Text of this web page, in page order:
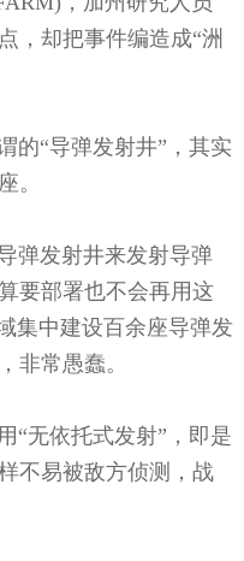
，却把事件编造成“洲
“导弹发射井”，其实
。
发射井来发射导弹
要部署也不会再用这
集中建设百余座导弹发
非常愚蠢。
无依托式发射”，即是
不易被敌方侦测，战